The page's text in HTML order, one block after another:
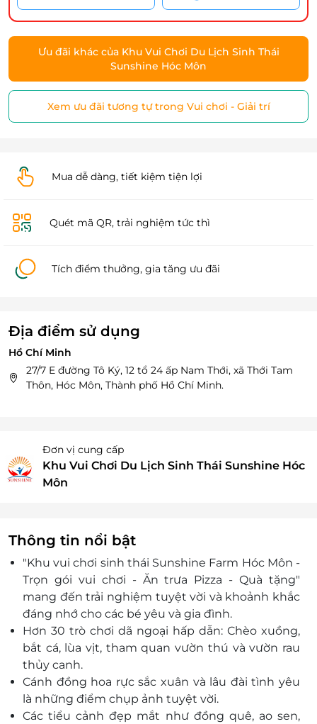
Ưu đãi khác của Khu Vui Chơi Du Lịch Sinh Thái
Sunshine Hóc Môn
Xem ưu đãi tương tự trong Vui chơi - Giải trí
Mua dễ dàng, tiết kiệm tiện lợi
Quét mã QR, trải nghiệm tức thì
Tích điểm thưởng, gia tăng ưu đãi
Địa điểm sử dụng
Hồ Chí Minh
27/7 E đường Tô Ký, 12 tổ 24 ấp Nam Thới, xã Thới Tam
Thôn, Hóc Môn, Thành phố Hồ Chí Minh.
Đơn vị cung cấp
Khu Vui Chơi Du Lịch Sinh Thái Sunshine Hóc
Môn
Thông tin nổi bật
"Khu vui chơi sinh thái Sunshine Farm Hóc Môn -
Trọn gói vui chơi - Ăn trưa Pizza - Quà tặng"
mang đến trải nghiệm tuyệt vời và khoảnh khắc
đáng nhớ cho các bé yêu và gia đình.
Hơn 30 trò chơi dã ngoại hấp dẫn: Chèo xuồng,
bắt cá, lùa vịt, tham quan vườn thú và vườn rau
thủy canh.
Cánh đồng hoa rực sắc xuân và lâu đài tình yêu
là những điểm chụp ảnh tuyệt vời.
Các tiểu cảnh đẹp mắt như đồng quê, ao sen,